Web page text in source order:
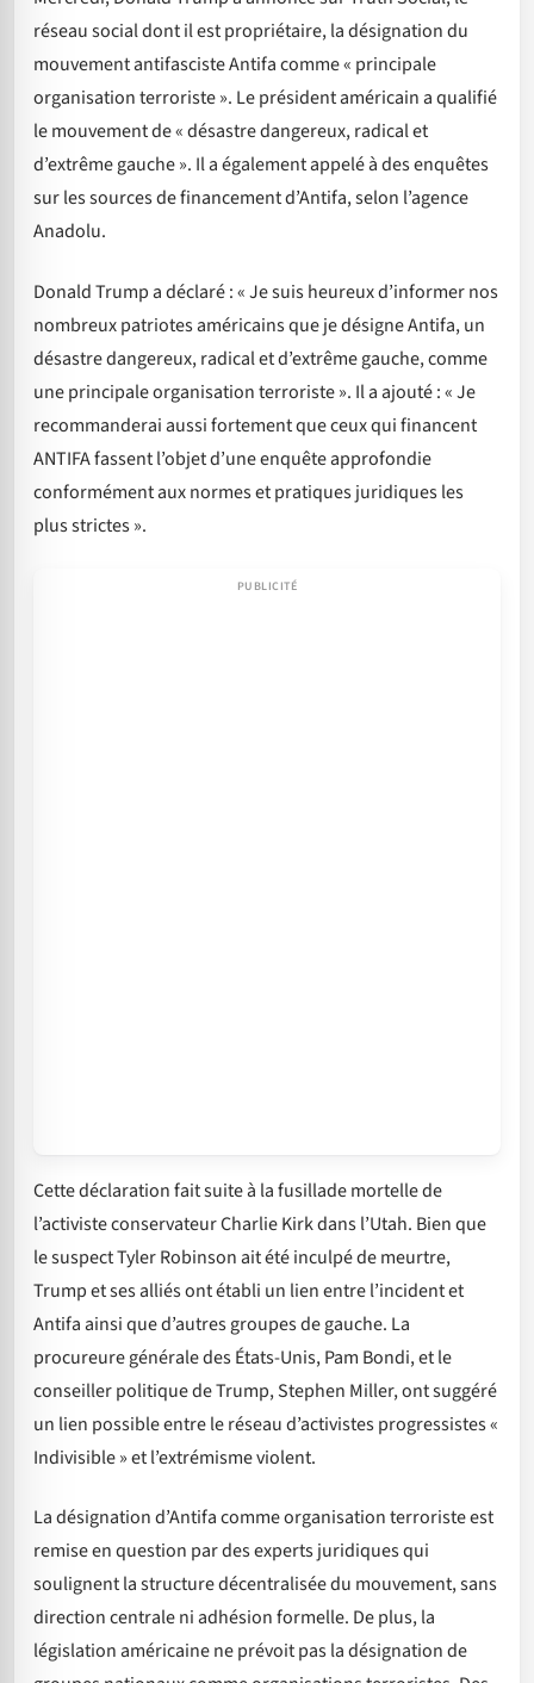
réseau social dont il est propriétaire, la désignation du
mouvement antifasciste Antifa comme « principale
organisation terroriste ». Le président américain a qualifié
le mouvement de « désastre dangereux, radical et
d’extrême gauche ». Il a également appelé à des enquêtes
sur les sources de financement d’Antifa, selon l’agence
Anadolu.
Donald Trump a déclaré : « Je suis heureux d’informer nos
nombreux patriotes américains que je désigne Antifa, un
désastre dangereux, radical et d’extrême gauche, comme
une principale organisation terroriste ». Il a ajouté : « Je
recommanderai aussi fortement que ceux qui financent
ANTIFA fassent l’objet d’une enquête approfondie
conformément aux normes et pratiques juridiques les
plus strictes ».
Cette déclaration fait suite à la fusillade mortelle de
l’activiste conservateur Charlie Kirk dans l’Utah. Bien que
le suspect Tyler Robinson ait été inculpé de meurtre,
Trump et ses alliés ont établi un lien entre l’incident et
Antifa ainsi que d’autres groupes de gauche. La
procureure générale des États-Unis, Pam Bondi, et le
conseiller politique de Trump, Stephen Miller, ont suggéré
un lien possible entre le réseau d’activistes progressistes «
Indivisible » et l’extrémisme violent.
La désignation d’Antifa comme organisation terroriste est
remise en question par des experts juridiques qui
soulignent la structure décentralisée du mouvement, sans
direction centrale ni adhésion formelle. De plus, la
législation américaine ne prévoit pas la désignation de